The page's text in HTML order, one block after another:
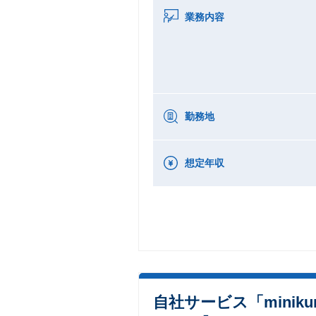
業務内容
勤務地
想定年収
自社サービス「